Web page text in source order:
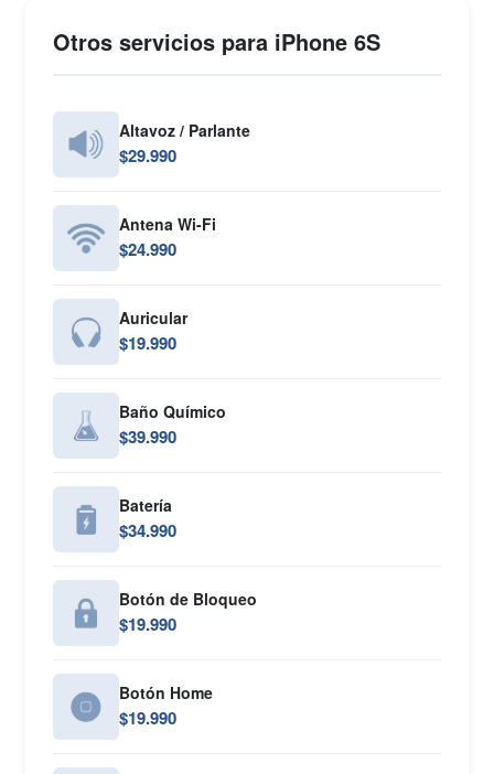
Otros servicios para iPhone 6S
Altavoz / Parlante
$29.990
Antena Wi-Fi
$24.990
Auricular
$19.990
Baño Químico
$39.990
Batería
$34.990
Botón de Bloqueo
$19.990
Botón Home
$19.990